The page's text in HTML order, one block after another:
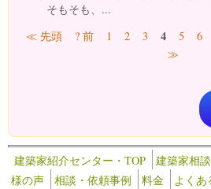
そもそも、...
ページ
≪ 先頭 ? 前 1 2 3 4 5 6
≫
建築家紹介センター・TOP 建築家相
様の声
相談・依頼事例 料金 よくあ